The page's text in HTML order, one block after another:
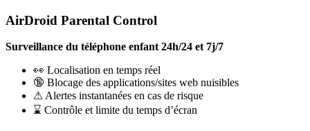
AirDroid Parental Control
Surveillance du téléphone enfant 24h/24 et 7j/7
👀 Localisation en temps réel
🔞 Blocage des applications/sites web nuisibles
⚠ Alertes instantanées en cas de risque
⌛ Contrôle et limite du temps d’écran